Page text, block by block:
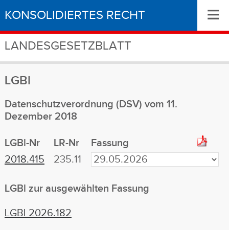
KONSOLIDIERTES RECHT
LANDESGESETZBLATT
≡
LGBl
Datenschutzverordnung (DSV) vom 11.
Dezember 2018
LGBl-Nr LR-Nr
Fassung
2018.415
235.11
LGBl zur ausgewählten Fassung
LGBl 2026.182